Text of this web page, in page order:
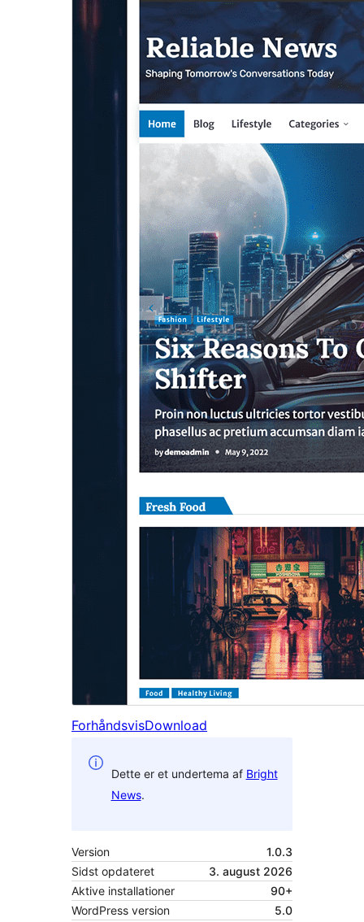
ForhåndsvisDownload
Dette er et undertema af Bright
News.
Version
1.0.3
Sidst opdateret
3. august 2026
Aktive installationer
90+
WordPress version
5.0